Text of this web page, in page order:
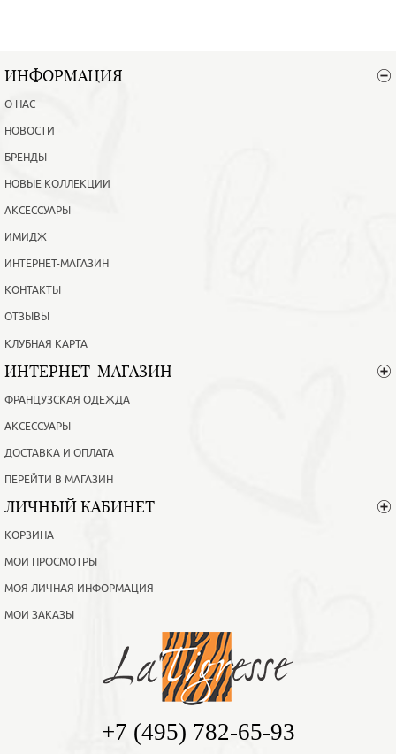
ИНФОРМАЦИЯ
О НАС
НОВОСТИ
БРЕНДЫ
НОВЫЕ КОЛЛЕКЦИИ
АКСЕССУАРЫ
ИМИДЖ
ИНТЕРНЕТ-МАГАЗИН
КОНТАКТЫ
ОТЗЫВЫ
КЛУБНАЯ КАРТА
ИНТЕРНЕТ-МАГАЗИН
ФРАНЦУЗСКАЯ ОДЕЖДА
АКСЕССУАРЫ
ДОСТАВКА И ОПЛАТА
ПЕРЕЙТИ В МАГАЗИН
ЛИЧНЫЙ КАБИНЕТ
КОРЗИНА
МОИ ПРОСМОТРЫ
МОЯ ЛИЧНАЯ ИНФОРМАЦИЯ
МОИ ЗАКАЗЫ
+7 (495) 782-65-93